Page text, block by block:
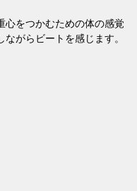
心をつかむための体の感覚
がらビートを感じます。